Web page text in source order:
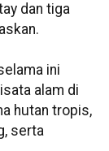
dan tiga
ini
alam di
hutan tropis,
serta